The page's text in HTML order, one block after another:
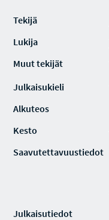
Tekijä
Lukija
Muut tekijät
Julkaisukieli
Alkuteos
Kesto
Saavutettavuustiedot
Julkaisutiedot